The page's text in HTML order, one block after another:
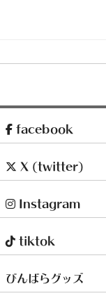
facebook
X (twitter)
Instagram
tiktok
びんばらグッズ